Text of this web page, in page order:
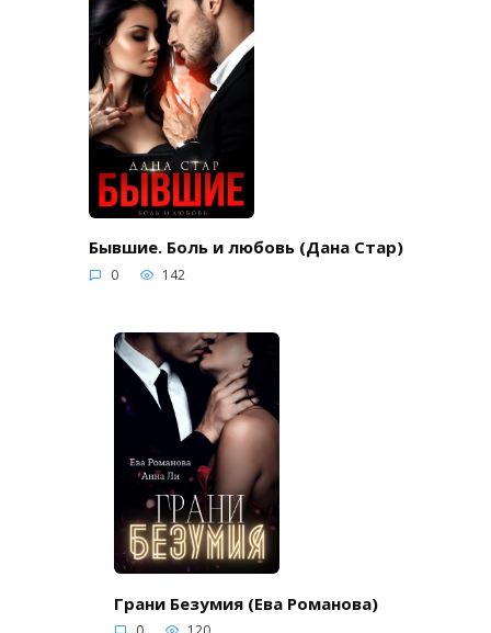
Бывшие. Боль и любовь (Дана Стар)
0 142
Грани Безумия (Ева Романова)